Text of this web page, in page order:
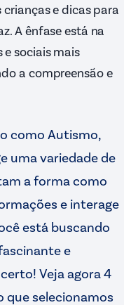
e dicas para
A ênfase está na
sociais mais
a compreensão e
como Autismo,
uma variedade de
a forma como
e interage
está buscando
e
Veja agora 4
que selecionamos